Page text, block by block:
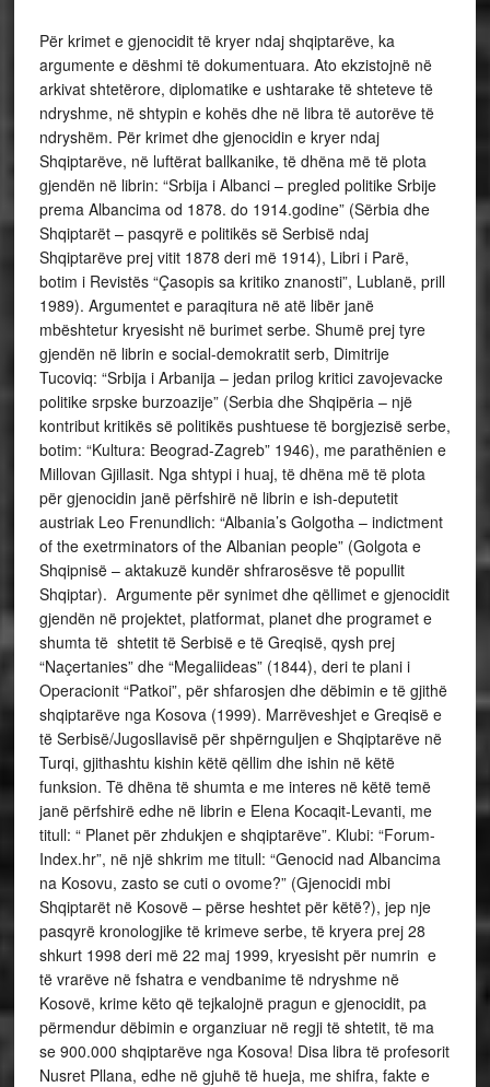
Për krimet e gjenocidit të kryer ndaj shqiptarëve, ka
argumente e dëshmi të dokumentuara. Ato ekzistojnë në
arkivat shtetërore, diplomatike e ushtarake të shteteve të
ndryshme, në shtypin e kohës dhe në libra të autorëve të
ndryshëm. Për krimet dhe gjenocidin e kryer ndaj
Shqiptarëve, në luftërat ballkanike, të dhëna më të plota
gjendën në librin: “Srbija i Albanci – pregled politike Srbije
prema Albancima od 1878. do 1914.godine” (Sërbia dhe
Shqiptarët – pasqyrë e politikës së Serbisë ndaj
Shqiptarëve prej vitit 1878 deri më 1914), Libri i Parë,
botim i Revistës “Çasopis sa kritiko znanosti”, Lublanë, prill
1989). Argumentet e paraqitura në atë libër janë
mbështetur kryesisht në burimet serbe. Shumë prej tyre
gjendën në librin e social-demokratit serb, Dimitrije
Tucoviq: “Srbija i Arbanija – jedan prilog kritici zavojevacke
politike srpske burzoazije” (Serbia dhe Shqipëria – një
kontribut kritikës së politikës pushtuese të borgjezisë serbe,
botim: “Kultura: Beograd-Zagreb” 1946), me parathënien e
Millovan Gjillasit. Nga shtypi i huaj, të dhëna më të plota
për gjenocidin janë përfshirë në librin e ish-deputetit
austriak Leo Frenundlich: “Albania’s Golgotha – indictment
of the exetrminators of the Albanian people” (Golgota e
Shqipnisë – aktakuzë kundër shfrarosësve të popullit
Shqiptar). Argumente për synimet dhe qëllimet e gjenocidit
gjendën në projektet, platformat, planet dhe programet e
shumta të shtetit të Serbisë e të Greqisë, qysh prej
“Naçertanies” dhe “Megaliideas” (1844), deri te plani i
Operacionit “Patkoi”, për shfarosjen dhe dëbimin e të gjithë
shqiptarëve nga Kosova (1999). Marrëveshjet e Greqisë e
të Serbisë/Jugosllavisë për shpërnguljen e Shqiptarëve në
Turqi, gjithashtu kishin këtë qëllim dhe ishin në këtë
funksion. Të dhëna të shumta e me interes në këtë temë
janë përfshirë edhe në librin e Elena Kocaqit-Levanti, me
titull: “ Planet për zhdukjen e shqiptarëve”. Klubi: “Forum-
Index.hr”, në një shkrim me titull: “Genocid nad Albancima
na Kosovu, zasto se cuti o ovome?” (Gjenocidi mbi
Shqiptarët në Kosovë – përse heshtet për këtë?), jep nje
pasqyrë kronologjike të krimeve serbe, të kryera prej 28
shkurt 1998 deri më 22 maj 1999, kryesisht për numrin e
të vrarëve në fshatra e vendbanime të ndryshme në
Kosovë, krime këto që tejkalojnë pragun e gjenocidit, pa
përmendur dëbimin e organziuar në regji të shtetit, të ma
se 900.000 shqiptarëve nga Kosova! Disa libra të profesorit
Nusret Pllana, edhe në gjuhë të hueja, me shifra, fakte e